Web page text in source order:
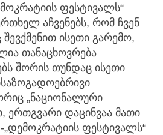
ფესტივალს“
აჩვენებს, რომ ჩვენ
ისეთი გარემო,
თანაცხოვრება
შორის თუნდაც ისეთი
„ნაციონალური
ერთგვარი დაცინვაა მათი
ფესტივალს“